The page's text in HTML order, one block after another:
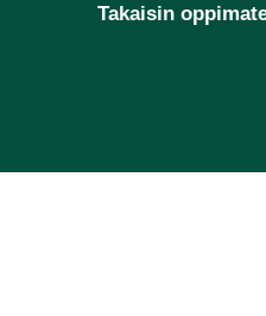
Takaisin